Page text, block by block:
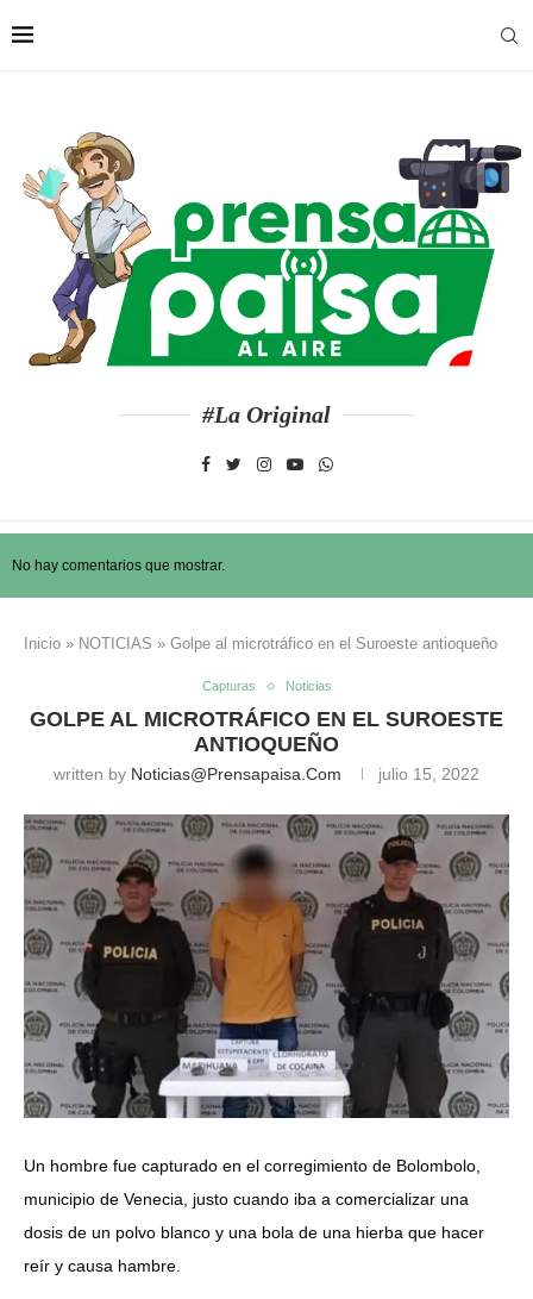
#La Original
No hay comentarios que mostrar.
Inicio » NOTICIAS » Golpe al microtráfico en el Suroeste antioqueño
Capturas Noticias
GOLPE AL MICROTRÁFICO EN EL SUROESTE
ANTIOQUEÑO
written by Noticias@prensapaisa.com julio 15, 2022
Un hombre fue capturado en el corregimiento de Bolombolo,
municipio de Venecia, justo cuando iba a comercializar una
dosis de un polvo blanco y una bola de una hierba que hacer
reír y causa hambre.